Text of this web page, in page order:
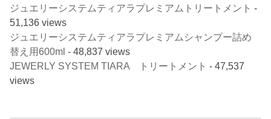
ジュエリーシステムティアラプレミアムトリートメント -
51,136 views
ジュエリーシステムティアラプレミアムシャンプー詰め
替え用600ml - 48,837 views
JEWERLY SYSTEM TIARA トリートメント - 47,537
views